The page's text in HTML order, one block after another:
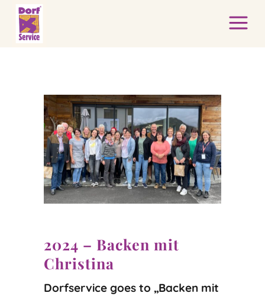
2024 – Backen mit
Christina
Dorfservice goes to „Backen mit